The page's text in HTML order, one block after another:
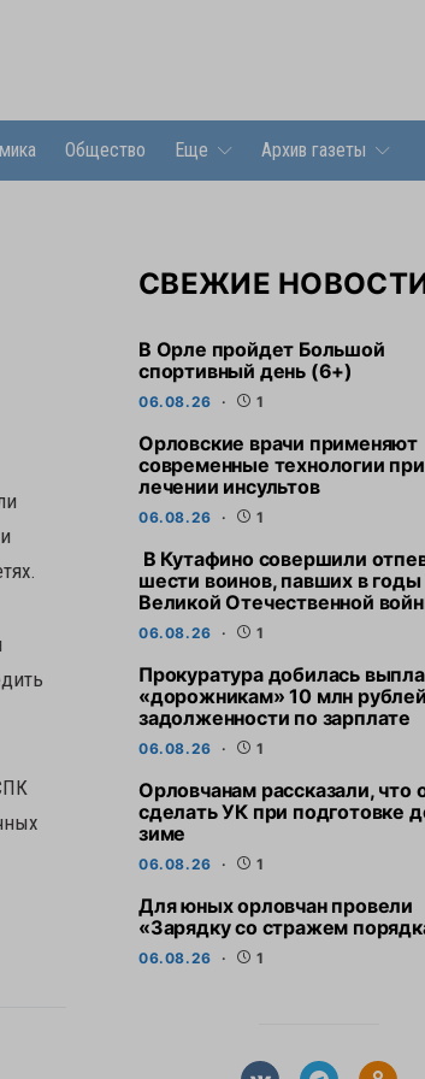
Общество Еще Архив газеты
СВЕЖИЕ
В Орле пройдет Большой
спортивный день (6+)
06.08.26 1
Орловские врачи применяют
современные технологии при
лечении инсультов
06.08.26 1
В Кутафино совершили
шести воинов, павших в годы
Великой Отечественной
06.08.26 1
Прокуратура добилась
«дорожникам» 10 млн рублей
задолженности по зарплате
06.08.26 1
Орловчанам рассказали, что
сделать УК при подготовке
зиме
06.08.26 1
Для юных орловчан провели
«Зарядку со стражем
06.08.26 1